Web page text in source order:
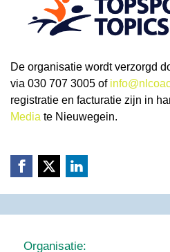
De organisatie wordt verzorgd
via 030 707 3005 of
registratie en facturatie zijn in
Media te Nieuwegein.
Organisatie: